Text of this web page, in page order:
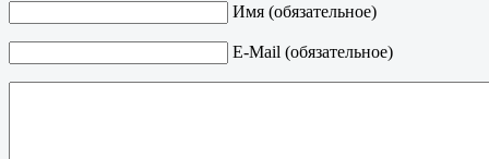
Имя (обязательное)
E-Mail (обязательное)